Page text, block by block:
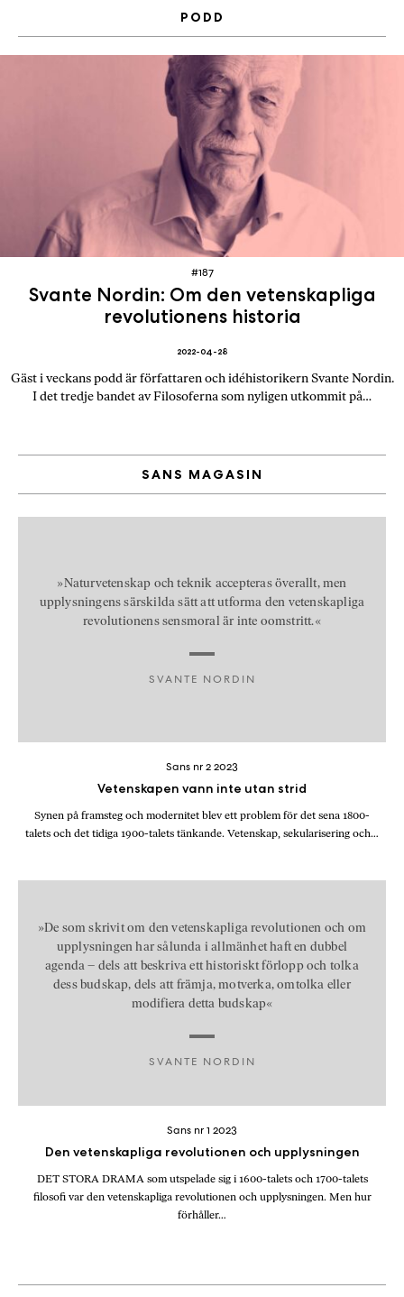
PODD
2022-04-28
Svante Nordin: Om den vetenskapliga
revolutionens historia
#187
Gäst i veckans podd är författaren och idéhistorikern Svante Nordin.
I det tredje bandet av Filosoferna som nyligen utkommit på…
SANS MAGASIN
»Naturvetenskap och teknik accepteras överallt, men
upplysningens särskilda sätt att utforma den vetenskapliga
revolutionens sensmoral är inte oomstritt.«
SVANTE NORDIN
Vetenskapen vann inte utan strid
Sans nr 2 2023
Synen på framsteg och modernitet blev ett problem för det sena 1800-
talets och det tidiga 1900-talets tänkande. Vetenskap, sekularisering och…
»De som skrivit om den vetenskapliga revolutionen och om
upplysningen har sålunda i allmänhet haft en dubbel
agenda – dels att beskriva ett historiskt förlopp och tolka
dess budskap, dels att främja, motverka, omtolka eller
modifiera detta budskap«
SVANTE NORDIN
Den vetenskapliga revolutionen och upplysningen
Sans nr 1 2023
DET STORA DRAMA som utspelade sig i 1600-talets och 1700-talets
filosofi var den vetenskapliga revolutionen och upplysningen. Men hur
förhåller…